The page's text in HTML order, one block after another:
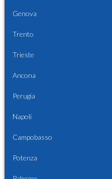
Genova
Trento
Trieste
Ancona
Perugia
Napoli
Campobasso
Potenza